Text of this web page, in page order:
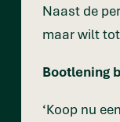
Naast de
maar wilt
Bootlening
‘Koop nu